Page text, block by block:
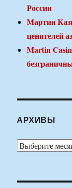
России
Мартин
ценителей
Martin
АРХИВЫ
Архивы